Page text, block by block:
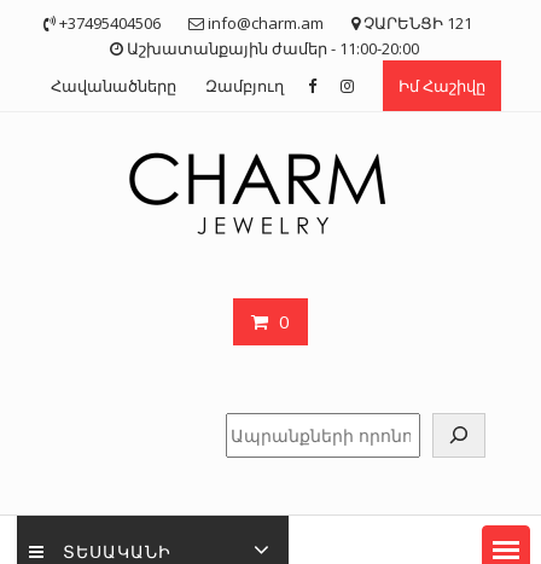
+37495404506 info@charm.am
ՉԱՐԵՆՑԻ 121
Աշխատանքային ժամեր - 11:00-20:00
Հավանածները
Զամբյուղ Իմ Հաշիվը
0
Որոնել
ՏԵՍԱԿԱՆԻ